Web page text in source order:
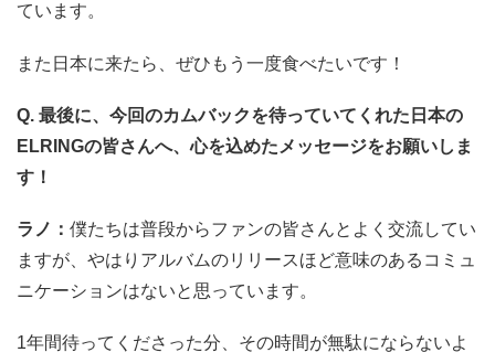
ています。
また日本に来たら、ぜひもう一度食べたいです！
Q. 最後に、今回のカムバックを待っていてくれた日本の
ELRINGの皆さんへ、心を込めたメッセージをお願いしま
す！
ラノ： 僕たちは普段からファンの皆さんとよく交流してい
ますが、やはりアルバムのリリースほど意味のあるコミュ
ニケーションはないと思っています。
1年間待ってくださった分、その時間が無駄にならないよ